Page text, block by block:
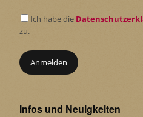
Ich habe die
zu.
Infos und Neuigkeiten